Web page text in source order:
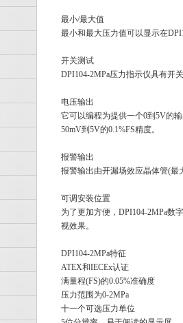
最小/最大值
最小和最大压力值可以显示在
开关测试
DPI104-2MPa压力指示仪具有开
电压输出
它可以编程为提供一个0到5V的输
50mV到5V的0.1%FS精度。
报警输出
报警输出由开漏场效应晶体管(
可调安装位置
为了更加方便， DPI104-2MPa数
视效果。
DPI104-2MPa特征
ATEX和IECEx认证
满量程(FS)的0.05%准确度
压力范围为0-2MPa
十一个可选压力单位